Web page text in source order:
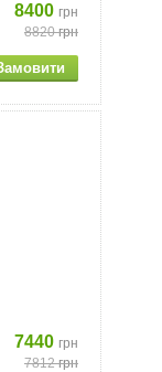
8400 грн
8820грн
7440 грн
7812грн